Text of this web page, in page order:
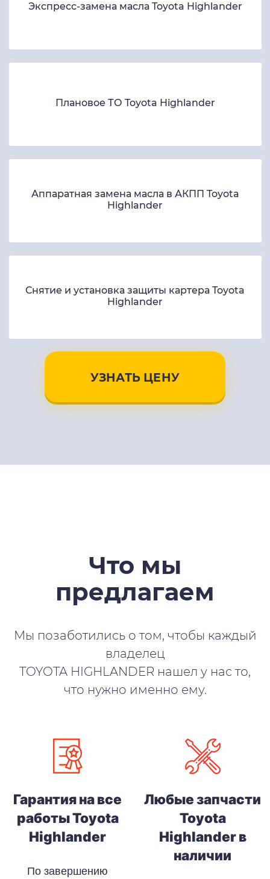
Экспресс-замена масла Toyota Highlander
Плановое ТО Toyota Highlander
Аппаратная замена масла в АКПП Toyota
Highlander
Снятие и установка защиты картера Toyota
Highlander
УЗНАТЬ ЦЕНУ
Что мы
предлагаем
Мы позаботились о том, чтобы каждый
владелец
TOYOTA HIGHLANDER нашел у нас то,
что нужно именно ему.
Гарантия на все
работы Toyota
Highlander
По завершению
Любые запчасти
Toyota
Highlander в
наличии